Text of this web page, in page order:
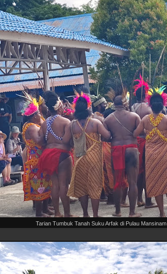
Tarian Tumbuk Tanah Suku Arfak di Pulau Mansinam